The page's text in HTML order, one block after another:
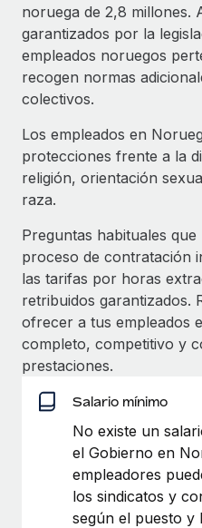
Pregunta a un experto
Obtén ayuda de gente
y cumplimiento
Comprobaciones de
Cumplimiento
Adelántate a los riesgos
normativo.
Gestión de dispositivos
Proporciona dispositivos
en todo el mundo.
Apertura de entidades
Abre entidades
Reubica a los empleados
Prestaciones
Gestiona las
complicaciones.
CASOS PRÁCTICOS
Consulta todos los
Nómina global
EOR y PEO
Contractor Management
Explora el blog
BLOG
Novedades de
Integraciones con
La misión de Remote sigue
todos los tamaños a
Más información
noruega de 2,8 millones.
garantizados por la
empleados noruegos
recogen normas
colectivos.
Los empleados en
protecciones frente a la
religión, orientación
raza.
Preguntas habituales
proceso de contratación
las tarifas por horas
retribuidos garantizados.
ofrecer a tus empleados
completo, competitivo y
prestaciones.
Salario mínimo
No existe un
el Gobierno en
empleadores
los sindicatos y
según el puesto y